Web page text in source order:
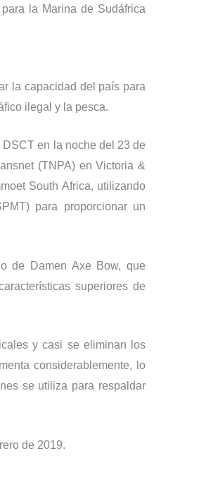
la Marina de Sudáfrica
la capacidad del país para
ilegal y la pesca.
en la noche del 23 de
(TNPA) en Victoria &
South Africa, utilizando
para proporcionar un
de Damen Axe Bow, que
superiores de
y casi se eliminan los
considerablemente, lo
se utiliza para respaldar
de 2019.